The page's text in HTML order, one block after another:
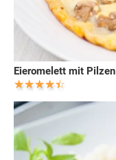
Eieromelett mit Pilzen